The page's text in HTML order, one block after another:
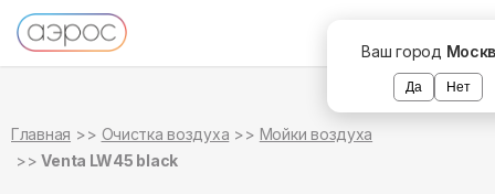
Ваш город
Да Нет
Главная Очистка воздуха
Мойки воздуха
Venta LW45 black
в наличии
в наличии